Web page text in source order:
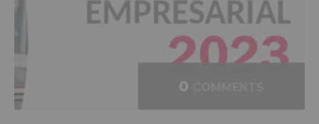
0